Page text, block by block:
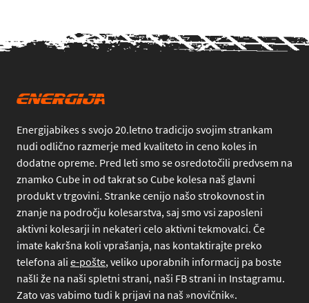
Energijabikes s svojo 20.letno tradicijo svojim strankam
nudi odlično razmerje med kvaliteto in ceno koles in
dodatne opreme. Pred leti smo se osredotočili predvsem na
znamko Cube in od takrat so Cube kolesa naš glavni
produkt v trgovini. Stranke cenijo našo strokovnost in
znanje na področju kolesarstva, saj smo vsi zaposleni
aktivni kolesarji in nekateri celo aktivni tekmovalci. Če
imate kakršna koli vprašanja, nas kontaktirajte preko
telefona ali e-pošte, veliko uporabnih informacij pa boste
našli že na naši spletni strani, naši FB strani in Instagramu.
Zato vas vabimo tudi k prijavi na naš »novičnik«.